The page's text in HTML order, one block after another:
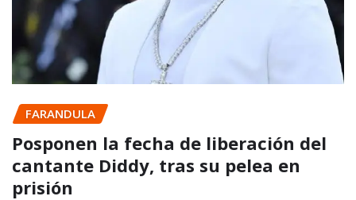
FARANDULA
Posponen la fecha de liberación del
cantante Diddy, tras su pelea en
prisión